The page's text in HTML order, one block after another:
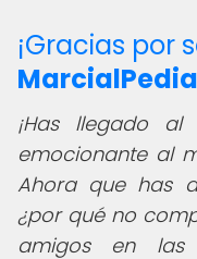
¡Gracias por
MarcialPedia
¡Has llegado
emocionante al
Ahora que has
¿por qué no
amigos en las